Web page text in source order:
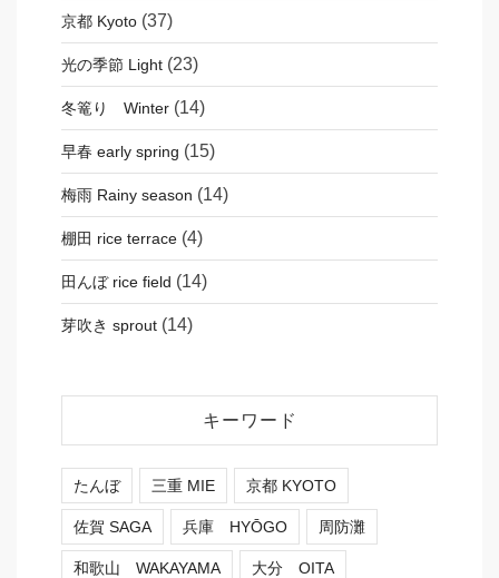
京都 Kyoto (37)
光の季節 Light (23)
冬篭り Winter (14)
早春 early spring (15)
梅雨 Rainy season (14)
棚田 rice terrace (4)
田んぼ rice field (14)
芽吹き sprout (14)
キーワード
たんぼ 三重 MIE 京都 KYOTO
佐賀 SAGA 兵庫 HYŌGO 周防灘
和歌山 WAKAYAMA 大分 OITA